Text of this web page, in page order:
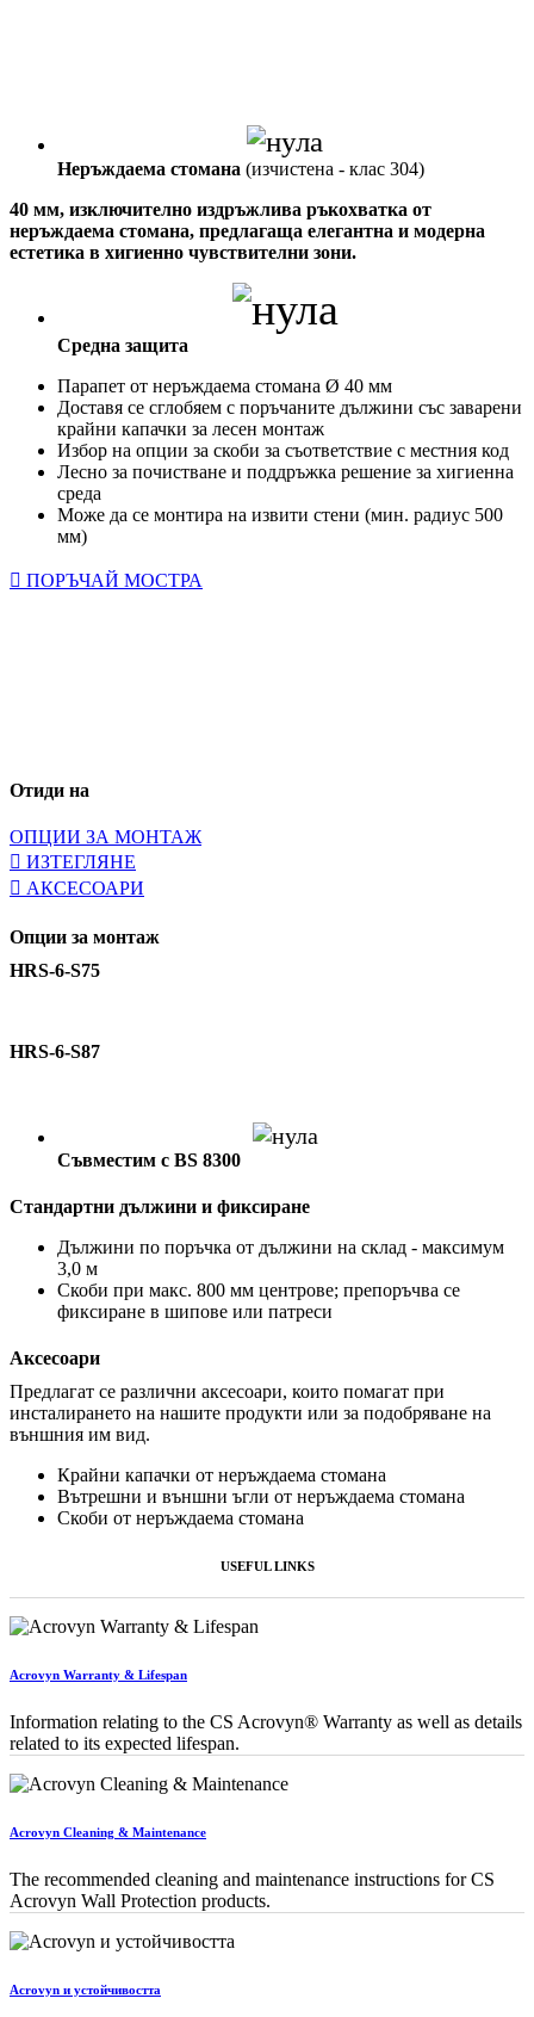
Неръждаема стомана (изчистена - клас 304)
40 мм, изключително издръжлива ръкохватка от
неръждаема стомана, предлагаща елегантна и модерна
естетика в хигиенно чувствителни зони.
Средна защита
Парапет от неръждаема стомана Ø 40 мм
Доставя се сглобяем с поръчаните дължини със заварени
крайни капачки за лесен монтаж
Избор на опции за скоби за съответствие с местния код
Лесно за почистване и поддръжка решение за хигиенна
среда
Може да се монтира на извити стени (мин. радиус 500
мм)
ПОРЪЧАЙ МОСТРА
Отиди на
ОПЦИИ ЗА МОНТАЖ
ИЗТЕГЛЯНЕ
АКСЕСОАРИ
Опции за монтаж
HRS-6-S75
HRS-6-S87
Съвместим с BS 8300
Стандартни дължини и фиксиране
Дължини по поръчка от дължини на склад - максимум
3,0 м
Скоби при макс. 800 мм центрове; препоръчва се
фиксиране в шипове или патреси
Аксесоари
Предлагат се различни аксесоари, които помагат при
инсталирането на нашите продукти или за подобряване на
външния им вид.
Крайни капачки от неръждаема стомана
Вътрешни и външни ъгли от неръждаема стомана
Скоби от неръждаема стомана
USEFUL LINKS
Acrovyn Warranty & Lifespan
Information relating to the CS Acrovyn® Warranty as well as details
related to its expected lifespan.
Acrovyn Cleaning & Maintenance
The recommended cleaning and maintenance instructions for CS
Acrovyn Wall Protection products.
Acrovyn и устойчивостта